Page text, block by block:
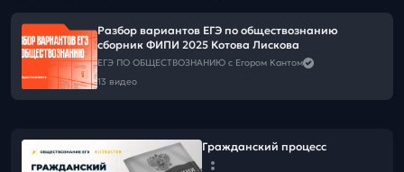
Разбор вариантов ЕГЭ по обществознанию
сборник ФИПИ 2025 Котова Лискова
ЕГЭ ПО ОБЩЕСТВОЗНАНИЮ c Егором Кантом
13 видео
Гражданский процесс